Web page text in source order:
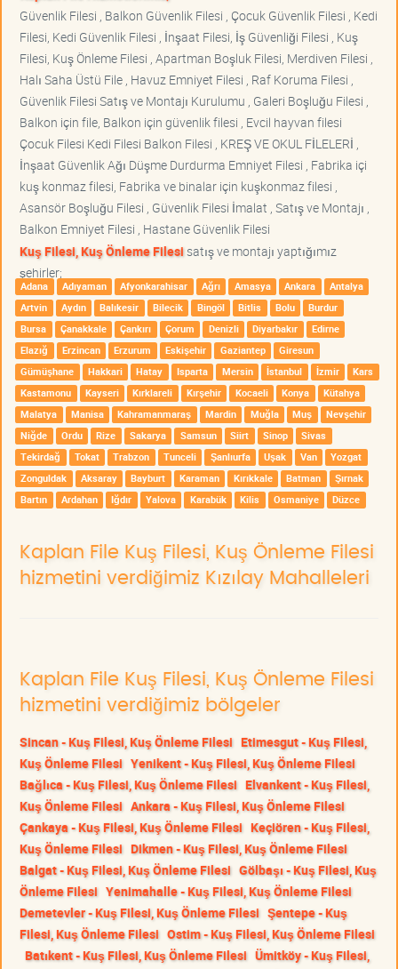
Güvenlik Filesi , Balkon Güvenlik Filesi , Çocuk Güvenlik Filesi , Kedi
Filesi, Kedi Güvenlik Filesi , İnşaat Filesi, İş Güvenliği Filesi , Kuş
Filesi, Kuş Önleme Filesi , Apartman Boşluk Filesi, Merdiven Filesi ,
Halı Saha Üstü File , Havuz Emniyet Filesi , Raf Koruma Filesi ,
Güvenlik Filesi Satış ve Montajı Kurulumu , Galeri Boşluğu Filesi ,
Balkon için file, Balkon için güvenlik filesi , Evcil hayvan filesi
Çocuk Filesi Kedi Filesi Balkon Filesi , KREŞ VE OKUL FİLELERİ ,
İnşaat Güvenlik Ağı Düşme Durdurma Emniyet Filesi , Fabrika içi
kuş konmaz filesi, Fabrika ve binalar için kuşkonmaz filesi ,
Asansör Boşluğu Filesi , Güvenlik Filesi İmalat , Satış ve Montajı ,
Balkon Emniyet Filesi , Hastane Güvenlik Filesi
Kuş Filesi, Kuş Önleme Filesisatış ve montajı yaptığımız
şehirler;
Adana Adıyaman Afyonkarahisar Ağrı Amasya Ankara
Antalya
Artvin
Aydın Balıkesir Bilecik Bingöl Bitlis Bolu
Burdur
Bursa
Çanakkale Çankırı Çorum Denizli Diyarbakır
Edirne
Elazığ
Erzincan Erzurum Eskişehir Gaziantep
Giresun
Gümüşhane
Hakkari Hatay Isparta Mersin İstanbul İzmir
Kars
Kastamonu
Kayseri Kırklareli Kırşehir Kocaeli Konya
Kütahya
Malatya
Manisa Kahramanmaraş Mardin Muğla Muş
Nevşehir
Niğde
Ordu Rize Sakarya Samsun Siirt Sinop
Sivas
Tekirdağ
Tokat Trabzon Tunceli Şanlıurfa Uşak Van
Yozgat
Zonguldak
Aksaray Bayburt Karaman Kırıkkale Batman
Şırnak
Bartın
Ardahan Iğdır Yalova Karabük Kilis Osmaniye Düzce
Kaplan File Kuş Filesi, Kuş Önleme Filesi
hizmetini verdiğimiz Kızılay Mahalleleri
Kaplan File Kuş Filesi, Kuş Önleme Filesi
hizmetini verdiğimiz bölgeler
Sincan - Kuş Filesi, Kuş Önleme Filesi Etimesgut - Kuş Filesi,
Kuş Önleme Filesi Yenikent - Kuş Filesi, Kuş Önleme Filesi
Bağlıca - Kuş Filesi, Kuş Önleme Filesi Elvankent - Kuş Filesi,
Kuş Önleme Filesi Ankara - Kuş Filesi, Kuş Önleme Filesi
Çankaya - Kuş Filesi, Kuş Önleme Filesi Keçiören - Kuş Filesi,
Kuş Önleme Filesi Dikmen - Kuş Filesi, Kuş Önleme Filesi
Balgat - Kuş Filesi, Kuş Önleme Filesi Gölbaşı - Kuş Filesi, Kuş
Önleme Filesi Yenimahalle - Kuş Filesi, Kuş Önleme Filesi
Demetevler - Kuş Filesi, Kuş Önleme Filesi Şentepe - Kuş
Filesi, Kuş Önleme Filesi Ostim - Kuş Filesi, Kuş Önleme Filesi
Batıkent - Kuş Filesi, Kuş Önleme Filesi Ümitköy - Kuş Filesi,